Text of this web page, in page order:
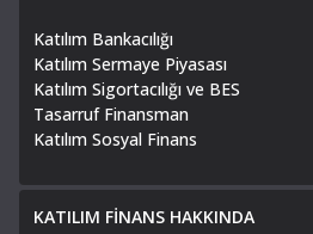
Katılım Bankacılığı
Katılım Sermaye Piyasası
Katılım Sigortacılığı ve BES
Tasarruf Finansman
Katılım Sosyal Finans
KATILIM FİNANS HAKKINDA